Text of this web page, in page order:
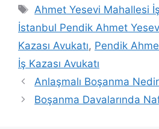
Etiketler
Ahmet Yesevi Mahallesi
İstanbul Pendik Ahmet
Kazası Avukatı, Pendik
İş Kazası Avukatı
Anlaşmalı Boşanma
Boşanma Davalarında